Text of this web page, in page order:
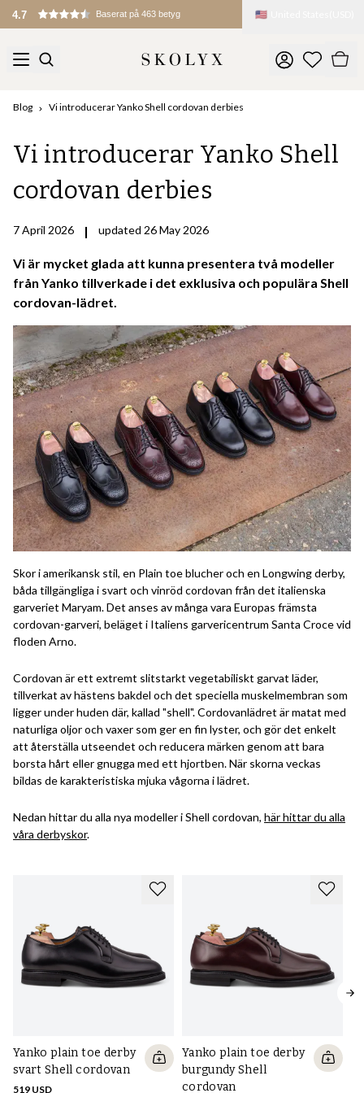
🇺🇸
Blog Vi introducerar Yanko Shell cordovan derbies
Vi introducerar Yanko Shell
cordovan derbies
7 April 2026 | updated 26 May 2026
Vi är mycket glada att kunna presentera två modeller
från Yanko tillverkade i det exklusiva och populära Shell
cordovan-lädret.
Skor i amerikansk stil, en Plain toe blucher och en Longwing derby,
båda tillgängliga i svart och vinröd cordovan från det italienska
garveriet Maryam. Det anses av många vara Europas främsta
cordovan-garveri, beläget i Italiens garvericentrum Santa Croce vid
floden Arno.
Cordovan är ett extremt slitstarkt vegetabiliskt garvat läder,
tillverkat av hästens bakdel och det speciella muskelmembran som
ligger under huden där, kallad "shell". Cordovanlädret är matat med
naturliga oljor och vaxer som ger en fin lyster, och gör det enkelt
att återställa utseendet och reducera märken genom att bara
borsta hårt eller gnugga med ett hjortben. När skorna veckas
bildas de karakteristiska mjuka vågorna i lädret.
Nedan hittar du alla nya modeller i Shell cordovan, här hittar du alla
våra derbyskor.
Yanko plain toe derby
svart Shell cordovan
519 USD
Yanko plain toe derby
burgundy Shell
cordovan